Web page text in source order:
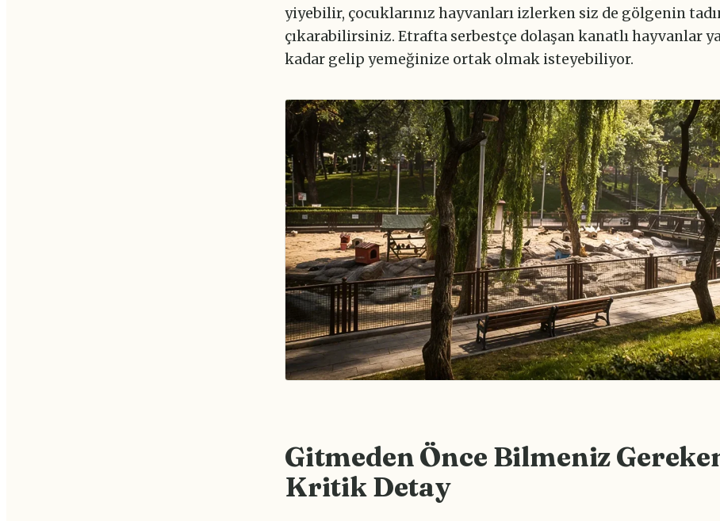
yiyebilir, çocuklarınız hayvanları izlerken siz de gölgenin
çıkarabilirsiniz. Etrafta serbestçe dolaşan kanatlı hayvanlar
kadar gelip yemeğinize ortak olmak isteyebiliyor.
Gitmeden Önce Bilmeniz
Kritik Detay